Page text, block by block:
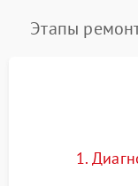
Этапы
1.